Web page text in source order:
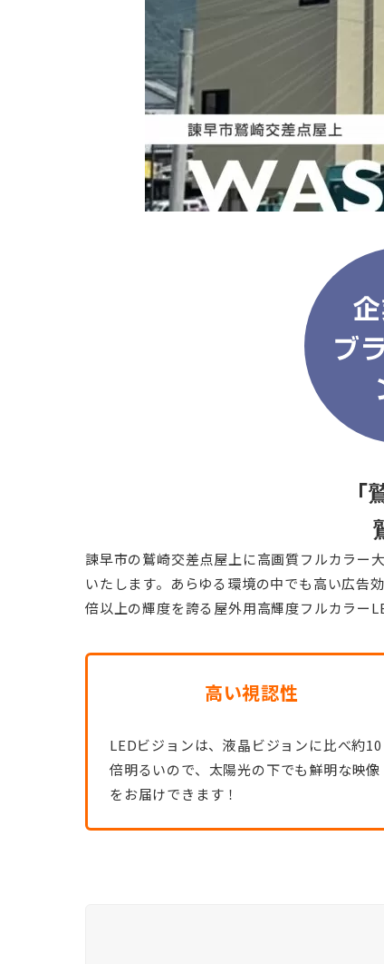
諫早市の鷲崎交差点屋上に高画質フルカラー
いたします。あらゆる環境の中でも高い広告
倍以上の輝度を誇る屋外用高輝度フルカラー
高い視認性
LEDビジョンは、液晶ビジョンに比べ約10
倍明るいので、太陽光の下でも鮮明な映像
をお届けできます！